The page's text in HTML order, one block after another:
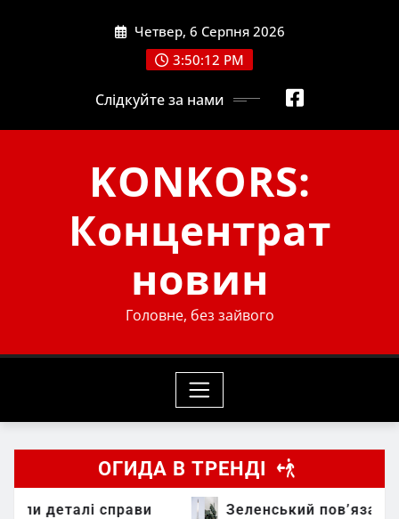
Четвер, 6 Серпня 2026
3:50:14 PM
Слідкуйте за нами
KONKORS:
Концентрат
новин
Головне, без зайвого
ОГИДА В ТРЕНДІ
Зеленський пов’язав жертви в Києві